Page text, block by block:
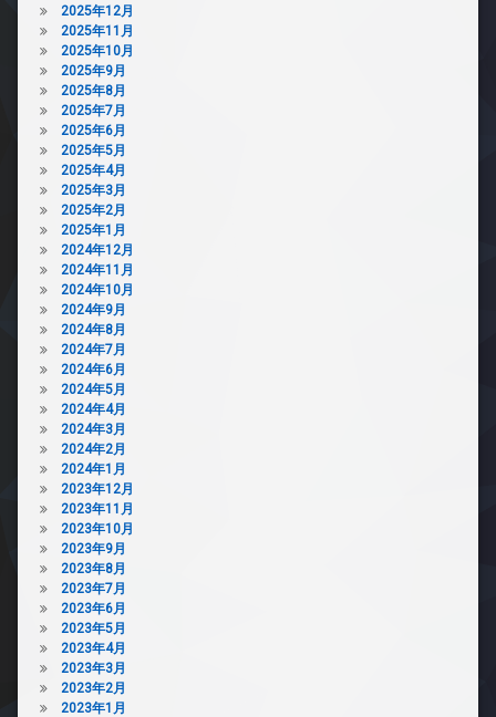
2025年12月
2025年11月
2025年10月
2025年9月
2025年8月
2025年7月
2025年6月
2025年5月
2025年4月
2025年3月
2025年2月
2025年1月
2024年12月
2024年11月
2024年10月
2024年9月
2024年8月
2024年7月
2024年6月
2024年5月
2024年4月
2024年3月
2024年2月
2024年1月
2023年12月
2023年11月
2023年10月
2023年9月
2023年8月
2023年7月
2023年6月
2023年5月
2023年4月
2023年3月
2023年2月
2023年1月